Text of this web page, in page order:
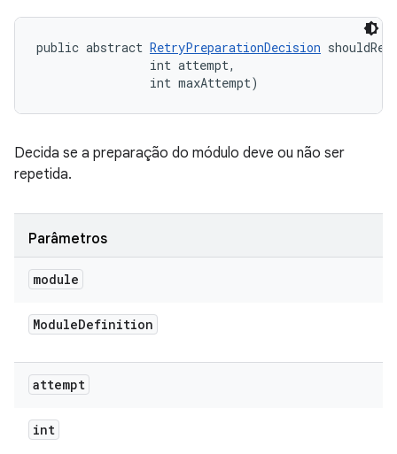
public abstract RetryPreparationDecision
                int attempt,
                int maxAttempt)
Decida se a preparação do módulo deve ou não ser
repetida.
Parâmetros
module
ModuleDefinition
attempt
int